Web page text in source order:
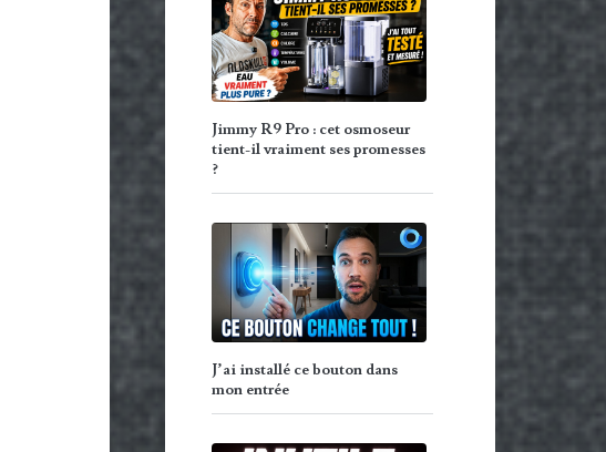
Jimmy R9 Pro : cet osmoseur
tient-il vraiment ses promesses
?
J’ai installé ce bouton dans
mon entrée